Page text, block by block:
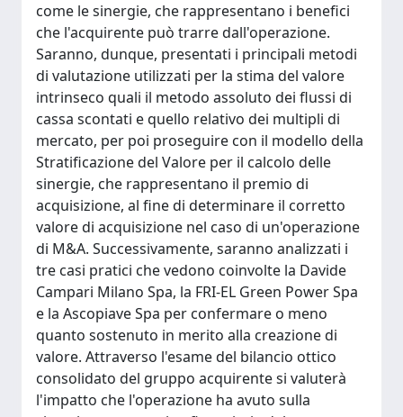
come le sinergie, che rappresentano i benefici
che l'acquirente può trarre dall'operazione.
Saranno, dunque, presentati i principali metodi
di valutazione utilizzati per la stima del valore
intrinseco quali il metodo assoluto dei flussi di
cassa scontati e quello relativo dei multipli di
mercato, per poi proseguire con il modello della
Stratificazione del Valore per il calcolo delle
sinergie, che rappresentano il premio di
acquisizione, al fine di determinare il corretto
valore di acquisizione nel caso di un'operazione
di M&A. Successivamente, saranno analizzati i
tre casi pratici che vedono coinvolte la Davide
Campari Milano Spa, la FRI-EL Green Power Spa
e la Ascopiave Spa per confermare o meno
quanto sostenuto in merito alla creazione di
valore. Attraverso l'esame del bilancio ottico
consolidato del gruppo acquirente si valuterà
l'impatto che l'operazione ha avuto sulla